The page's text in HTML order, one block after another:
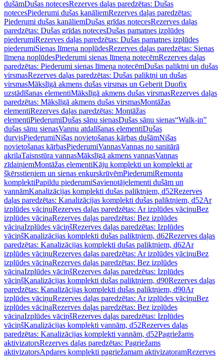
dušāmDušas notecesRezerves daļas paredzētas: Dušas
notecesPiederumi dušas kanāliemRezerves daļas paredzētas:
Piederumi dušas kanāliemDušas grīdas notecesRezerves daļas
paredzētas: Dušas grīdas notecesDušas pamatnes izplūdes
piederumiRezerves daļas paredzētas: Dušas pamatnes izplūdes
piederumiSienas līmeņa noplūdesRezerves daļas paredzētas: Sienas
līmeņa noplūdesPiederumi sienas līmeņa notecēmRezerves daļas
paredzētas: Piederumi sienas līmeņa notecēmDušas paliktņi un dušas
virsmasRezerves daļas paredzētas: Dušas paliktņi un dušas
virsmasMākslīgā akmens dušas virsmas un Geberit Duofix
uzstādīšanas elementiMākslīgā akmens dušas virsmasRezerves daļas
paredzētas: Mākslīgā akmens dušas virsmasMontāžas
elementiRezerves daļas paredzētas: Montāžas
elementiPiederumiDušas sānu sienasDušas sānu sienas“Walk-in”
dušas sānu sienasVannu atdalīšanas elementiDušas
durvisPiederumiNišas novietošanas kārbas dušāmNišas
novietošanas kārbasPiederumiVannasVannas no sanitārā
akrilaTaisnstūra vannasMākslīgā akmens vannasVannas
zīdaiņiemMontāžas elementiKāju komplekti un komplekti ar
šķērsstieņiem un sienas enkurskrūvēmPiederumiRemonta
komplektiPapildu piederumiSavienotājelementi dušām un
vannāmKanalizācijas komplekti dušas paliktņiem, d52Rezerves
daļas paredzētas: Kanalizācijas komplekti dušas paliktņiem, d52Ar
izplūdes vāciņuRezerves daļas paredzētas: Ar izplūdes vāciņuBez
izplūdes vāciņaRezerves daļas paredzētas: Bez izplūdes
vāciņaIzplūdes vāciņšRezerves daļas paredzētas: Izplūdes
vāciņšKanalizācijas komplekti dušas paliktņiem, d62Rezerves daļas
paredzētas: Kanalizācijas komplekti dušas paliktņiem, d62Ar
izplūdes vāciņuRezerves daļas paredzētas: Ar izplūdes vāciņuBez
izplūdes vāciņaRezerves daļas paredzētas: Bez izplūdes
vāciņaIzplūdes vāciņšRezerves daļas paredzētas: Izplūdes
vāciņšKanalizācijas komplekti dušas paliktņiem, d90Rezerves daļas
paredzētas: Kanalizācijas komplekti dušas paliktņiem, d90Ar
izplūdes vāciņuRezerves daļas paredzētas: Ar izplūdes vāciņuBez
izplūdes vāciņaRezerves daļas paredzētas: Bez izplūdes
vāciņaIzplūdes vāciņšRezerves daļas paredzētas: Izplūdes
vāciņšKanalizācijas komplekti vannām, d52Rezerves daļas
paredzētas: Kanalizācijas komplekti vannām, d52Pagriežams
aktivizatorsRezerves daļas paredzētas: Pagriežams
aktivizatorsApdares komplekti pagriežamam aktivizatoramRezerves